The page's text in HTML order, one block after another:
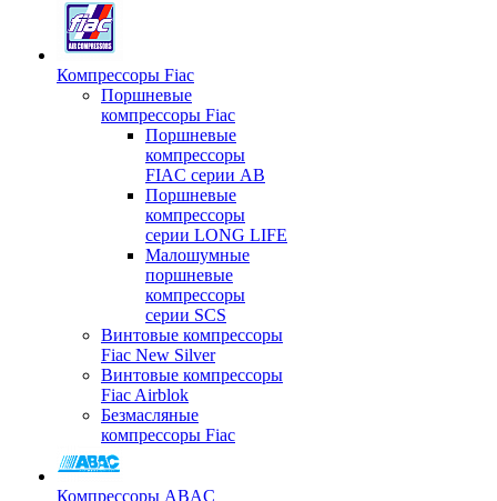
Компрессоры Fiac
Поршневые
компрессоры Fiac
Поршневые
компрессоры
FIAC серии AB
Поршневые
компрессоры
серии LONG LIFE
Малошумные
поршневые
компрессоры
серии SCS
Винтовые компрессоры
Fiac New Silver
Винтовые компрессоры
Fiac Airblok
Безмасляные
компрессоры Fiac
Компрессоры ABAC